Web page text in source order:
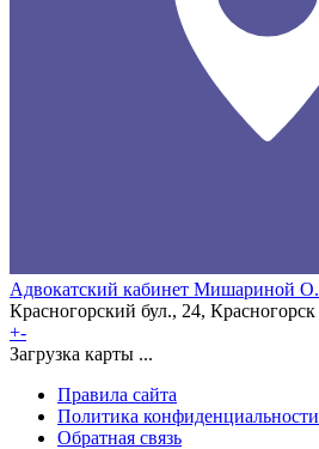
Адвокатский кабинет Мишариной
Красногорский бул., 24, Красногорск
+-
Загрузка карты ...
Правила сайта
Политика конфиденциальности
Обратная связь